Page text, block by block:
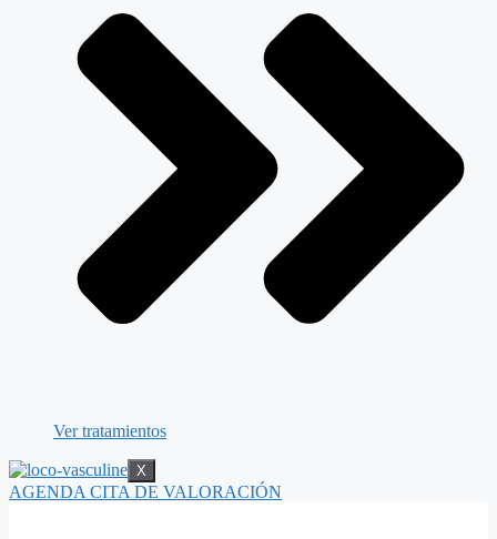
Ver tratamientos
X
AGENDA CITA DE VALORACIÓN